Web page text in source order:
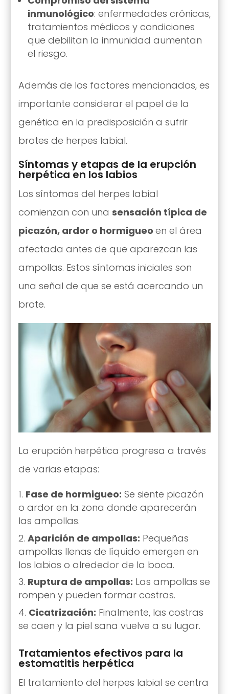
inmunológico: enfermedades crónicas,
tratamientos médicos y condiciones
que debilitan la inmunidad aumentan
el riesgo.
Además de los factores mencionados, es
importante considerar el papel de la
genética en la predisposición a sufrir
brotes de herpes labial.
Síntomas y etapas de la erupción
herpética en los labios
Los síntomas del herpes labial
comienzan con una sensación típica de
picazón, ardor o hormigueo en el área
afectada antes de que aparezcan las
ampollas. Estos síntomas iniciales son
una señal de que se está acercando un
brote.
La erupción herpética progresa a través
de varias etapas:
Fase de hormigueo: Se siente picazón
o ardor en la zona donde aparecerán
las ampollas.
Aparición de ampollas: Pequeñas
ampollas llenas de líquido emergen en
los labios o alrededor de la boca.
Ruptura de ampollas: Las ampollas se
rompen y pueden formar costras.
Cicatrización: Finalmente, las costras
se caen y la piel sana vuelve a su lugar.
Tratamientos efectivos para la
estomatitis herpética
El tratamiento del herpes labial se centra